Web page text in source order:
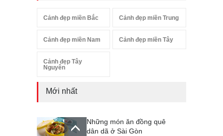
Cảnh đẹp miền Bắc Cảnh đẹp miền Trung
Cảnh đẹp miền Nam Cảnh đẹp miền Tây
Cảnh đẹp Tây
Nguyên
Mới nhất
Những món ăn đồng quê
dân dã ở Sài Gòn